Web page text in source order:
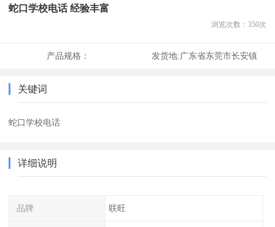
蛇口学校电话 经验丰富
浏览次数： 350次
产品规格： 发货地:广东省东莞市长安镇
关键词
蛇口学校电话
详细说明
品牌 联旺